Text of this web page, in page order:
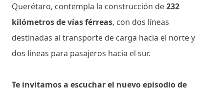
Querétaro, contempla la construcción de232
kilómetros de vías férreas, con dos líneas
destinadas al transporte de carga hacia el norte y
dos líneas para pasajeros hacia el sur.
Te invitamos a escuchar el nuevo episodio de